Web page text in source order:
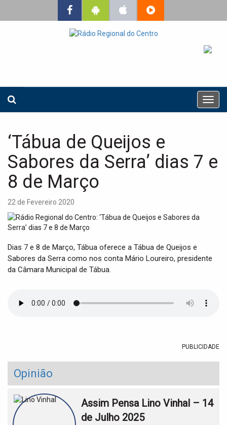
T
o
n
n
‘Tábua de Queijos e
Sabores da Serra’ dias 7 e
8 de Março
22 de Fevereiro 2020
Dias 7 e 8 de Março, Tábua oferece a Tábua de Queijos e
Sabores da Serra como nos conta Mário Loureiro, presidente
da Câmara Municipal de Tábua.
PUBLICIDADE
Opinião
Assim Pensa Lino Vinhal – 14
de Julho 2025